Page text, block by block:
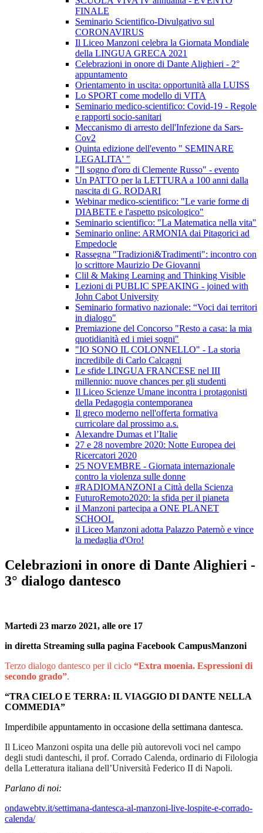
FINALE
Seminario Scientifico-Divulgativo sul
CORONAVIRUS
Il Liceo Manzoni celebra la Giornata Mondiale
della LINGUA GRECA 2021
Celebrazioni in onore di Dante Alighieri - 2°
appuntamento
Orientamento in uscita: opportunità alla LUISS
Lo SPORT come modello di VITA
Seminario medico-scientifico: Covid-19 - Regole
e rapporti socio-sanitari
Meccanismo di arresto dell'Infezione da Sars-
Cov2
Quinta edizione dell'evento " SEMINARE
LEGALITA' "
"Il sogno d'oro di Clemente Russo" - evento
Un PATTO per la LETTURA a 100 anni dalla
nascita di G. RODARI
Webinar medico-scientifico: "Le varie forme di
DIABETE e l'aspetto psicologico"
Seminario scientifico: "La Matematica nella vita"
Seminario online: ARMONIA dai Pitagorici ad
Empedocle
Rassegna "Tradizioni&Tradimenti": incontro con
lo scrittore Maurizio De Giovanni
Clil & Making Learning and Thinking Visible
Lezioni di PUBLIC SPEAKING - joined with
John Cabot University
Seminario formativo nazionale: “Voci dai territori
in dialogo"
Premiazione del Concorso "Resto a casa: la mia
quotidianità ed i miei sogni"
"IO SONO IL COLONNELLO" - La storia
incredibile di Carlo Calcagni
Le sfide LINGUA FRANCESE nel III
millennio: nuove chances per gli studenti
Il Liceo Scienze Umane incontra i protagonisti
della Pedagogia contemporanea
Il greco moderno nell'offerta formativa
curricolare dal prossimo a.s.
Alexandre Dumas et l’Italie
27 e 28 novembre 2020: Notte Europea dei
Ricercatori 2020
25 NOVEMBRE - Giornata internazionale
contro la violenza sulle donne
#RADIOMANZONI a Città della Scienza
FuturoRemoto2020: la sfida per il pianeta
il Manzoni partecipa a ONE PLANET
SCHOOL
il Liceo Manzoni adotta Palazzo Paternò e vince
la medaglia d'Oro!
Celebrazioni in onore di Dante Alighieri -
3° dialogo dantesco
Martedì 23 marzo 2021, alle ore 17
in diretta Streaming sulla pagina Facebook CampusManzoni
Terzo dialogo dantesco per il ciclo “Extra moenia. Espressioni di
secondo grado”.
“TRA CIELO E TERRA: IL VIAGGIO DI DANTE NELLA
COMMEDIA”
Imperdibile appuntamento in occasione della settimana dantesca.
Il Liceo Manzoni ospita una delle più autorevoli voci nel campo
degli studi danteschi, il prof. Corrado Calenda, ordinario di Filologia
della Letteratura italiana dell’Università Federico II di Napoli.
Parlano di noi:
ondawebtv.it/settimana-dantesca-al-manzoni-live-lospite-e-corrado-
calenda/